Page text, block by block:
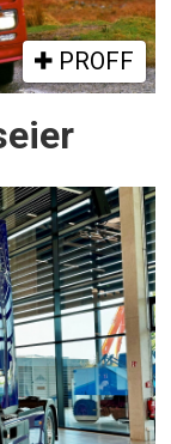
PROFF